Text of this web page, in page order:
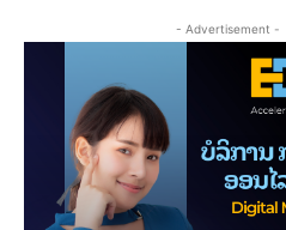
- Advertisement -